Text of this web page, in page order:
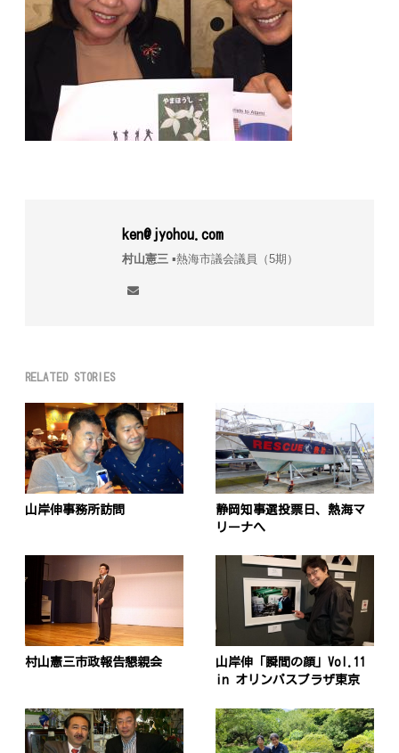
ken@jyohou.com
村山憲三▪︎熱海市議会議員（5期）
RELATED STORIES
山岸伸事務所訪問
静岡知事選投票日、熱海マ
リーナへ
村山憲三市政報告懇親会
山岸伸「瞬間の顔」Vol.11
in オリンパスプラザ東京